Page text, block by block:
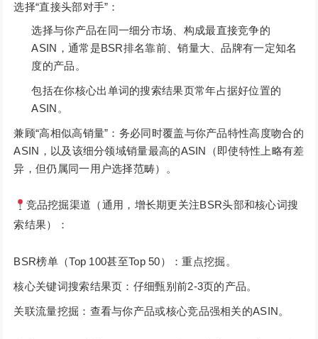
选择“直接头部对手”：
选择与你产品在同一细分市场、构成最直接竞争的
ASIN，通常是BSR排名靠前、销量大、品牌有一定知名
度的产品。
包括在你核心出单词的搜索结果页常年占据好位置的
ASIN。
兼顾“高相似高销量”：务必同时覆盖与你产品特性高度吻合的
ASIN，以及该细分领域销量最高的ASIN（即使特性上略有差
异，但仍属同一用户选择范畴）。
竞品挖掘渠道（通用，增长期更关注BSR头部和核心词搜
索结果）：
BSR榜单（Top 100甚至Top 50）：重点挖掘。
核心关键词搜索结果页：仔细甄别前2-3页的产品。
关联流量挖掘：查看与你产品或核心竞品强相关的ASIN。